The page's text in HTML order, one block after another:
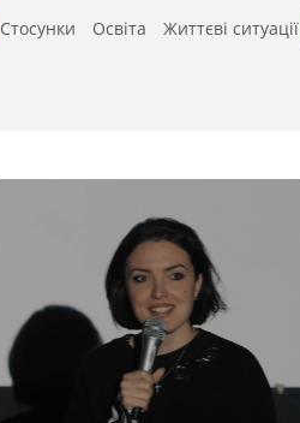
Стосунки Освіта Життєві ситуації